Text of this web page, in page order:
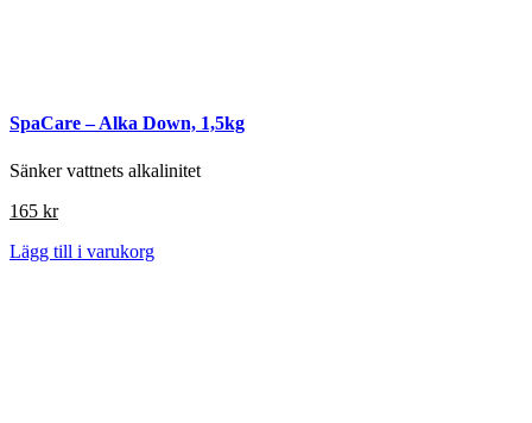
SpaCare – Alka Down, 1,5kg
Sänker vattnets alkalinitet
165 kr
Lägg till i varukorg